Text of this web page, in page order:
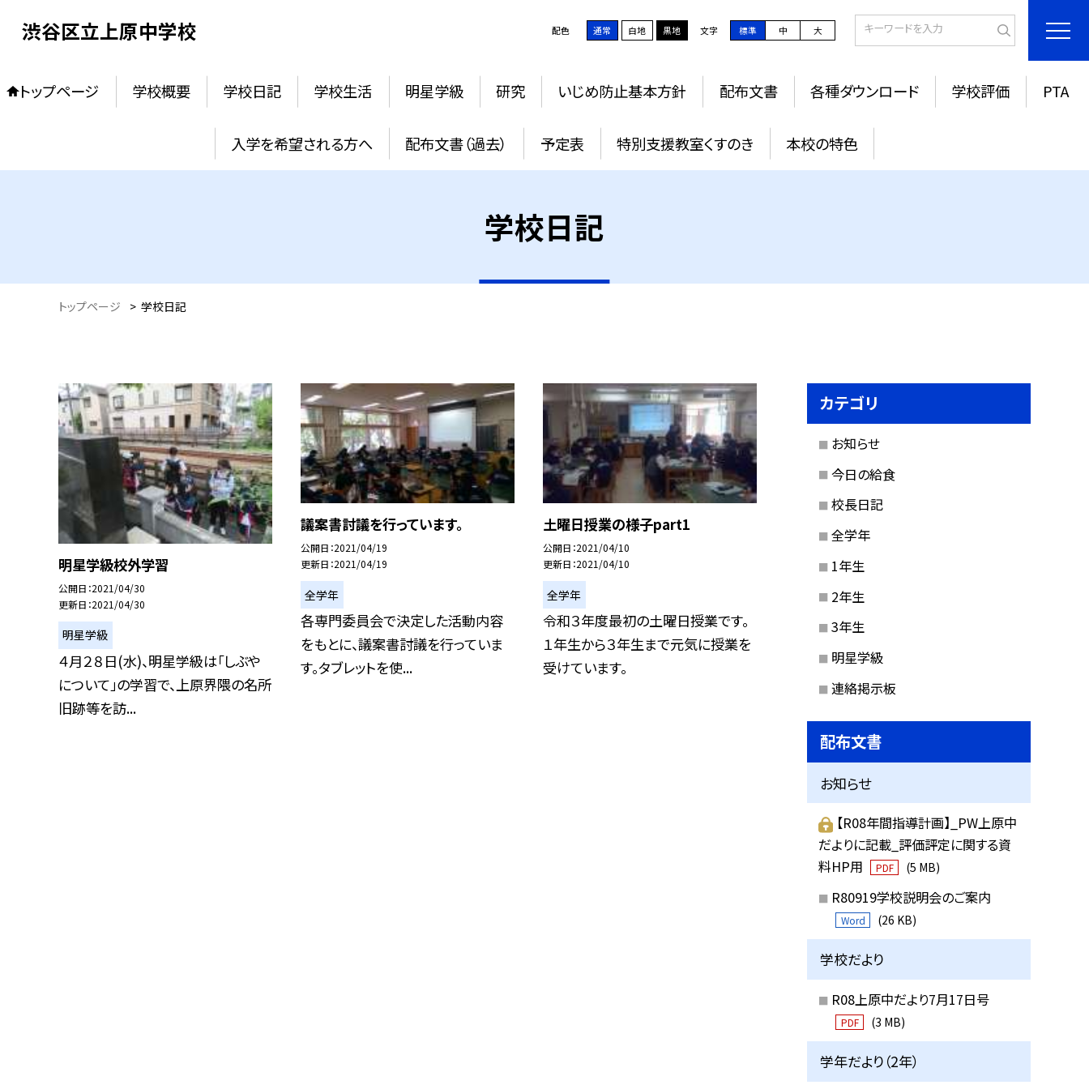
渋谷区立上原中学校 配色 通常 白地 黒地 文字 標準 中 大
トップページ 学校概要 学校日記 学校生活 明星学級 研究 いじめ防止基本方針 配布文書 各種ダウンロード 学校評価 PTA
入学を希望される方へ 配布文書（過去） 予定表 特別支援教室くすのき 本校の特色
学校日記
トップページ > 学校日記
明星学級校外学習
公開日 2021/04/30
更新日 2021/04/30
明星学級
４月２８日(水)、明星学級は「しぶや
について」の学習で、上原界隈の名所
旧跡等を訪...
議案書討議を行っています。
公開日 2021/04/19
更新日 2021/04/19
全学年
各専門委員会で決定した活動内容
をもとに、議案書討議を行っていま
す。タブレットを使...
土曜日授業の様子part1
公開日 2021/04/10
更新日 2021/04/10
全学年
令和３年度最初の土曜日授業です。
１年生から３年生まで元気に授業を
受けています。
カテゴリ
お知らせ
今日の給食
校長日記
全学年
1年生
2年生
3年生
明星学級
連絡掲示板
配布文書
お知らせ
【R08年間指導計画】_PW上原中
だよりに記載_評価評定に関する資
料HP用
PDF (5 MB)
R80919学校説明会のご案内
Word (26 KB)
学校だより
R08上原中だより7月17日号
PDF (3 MB)
学年だより（2年）